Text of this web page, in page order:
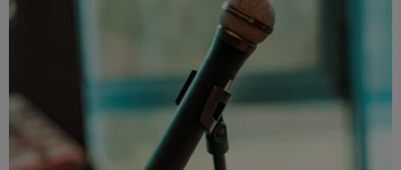
informations personnelles.